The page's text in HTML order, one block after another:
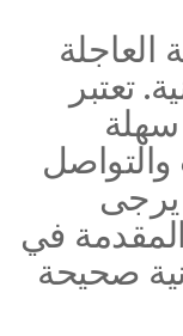
تعتبر
في
صحيحة